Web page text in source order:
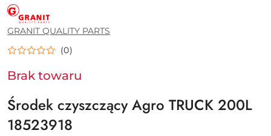
GRANIT
QUALITY
PARTS
GRANIT QUALITY PARTS
(0)
Brak towaru
Środek czyszczący Agro TRUCK 200L
18523918